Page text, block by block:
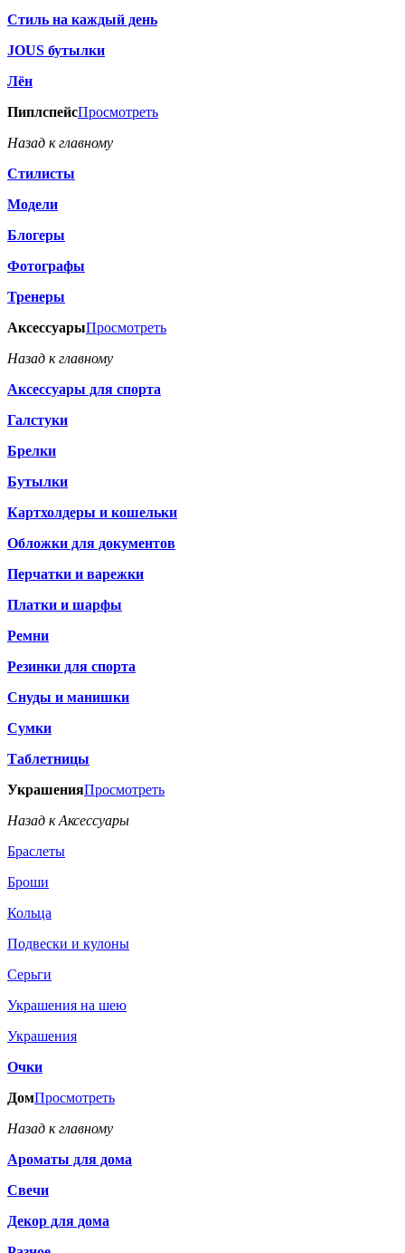
Стиль на каждый день
JOUS бутылки
Лён
ПиплспейсПросмотреть
Назад к главному
Стилисты
Модели
Блогеры
Фотографы
Тренеры
АксессуарыПросмотреть
Назад к главному
Аксессуары для спорта
Галстуки
Брелки
Бутылки
Картхолдеры и кошельки
Обложки для документов
Перчатки и варежки
Платки и шарфы
Ремни
Резинки для спорта
Снуды и манишки
Сумки
Таблетницы
УкрашенияПросмотреть
Назад к Аксессуары
Браслеты
Броши
Кольца
Подвески и кулоны
Серьги
Украшения на шею
Украшения
Очки
ДомПросмотреть
Назад к главному
Ароматы для дома
Свечи
Декор для дома